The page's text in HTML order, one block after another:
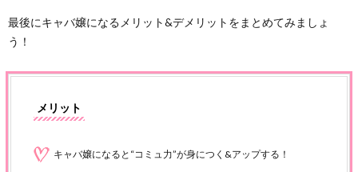
最後にキャバ嬢になるメリット&デメリットをまとめてみましょ
う！
メリット
キャバ嬢になると“コミュ力”が身につく&アップする！